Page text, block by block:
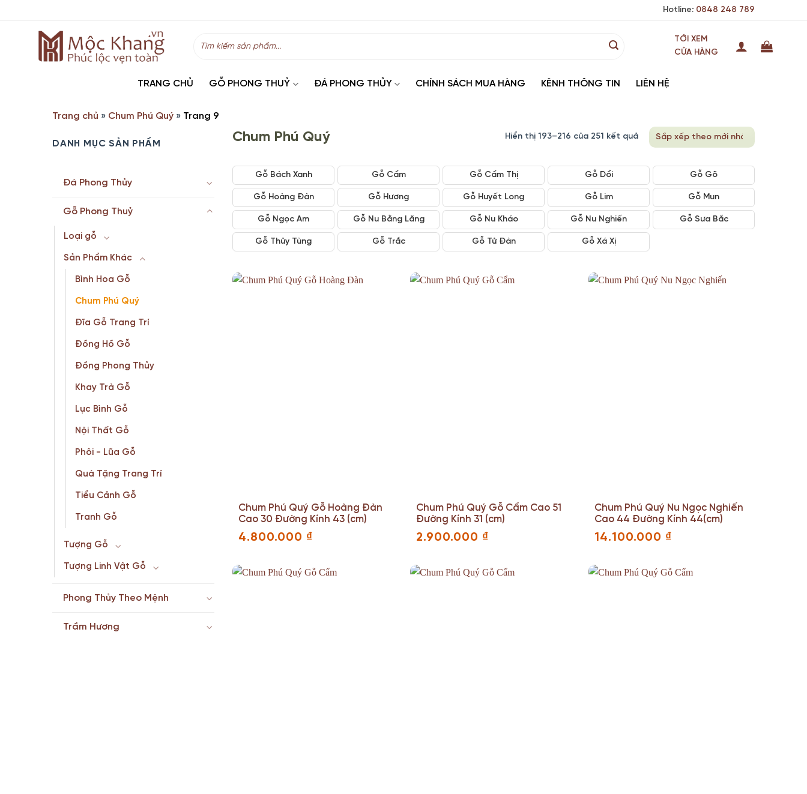
Hotline: 0848 248 789
kiếm:
TỚI XEM
CỬA HÀNG
TRANG CHỦ GỖ PHONG THUỶ ĐÁ PHONG THỦY CHÍNH SÁCH MUA HÀNG KÊNH THÔNG TIN LIÊN HỆ
Trang chủ » Chum Phú Quý » Trang 9
DANH MỤC SẢN PHẨM
Đá Phong Thủy
Gỗ Phong Thuỷ
Loại gỗ
Sản Phẩm Khác
Bình Hoa Gỗ
Chum Phú Quý
Đĩa Gỗ Trang Trí
Đồng Hồ Gỗ
Đồng Phong Thủy
Khay Trà Gỗ
Lục Bình Gỗ
Nội Thất Gỗ
Phôi - Lũa Gỗ
Quà Tặng Trang Trí
Tiểu Cảnh Gỗ
Tranh Gỗ
Tượng Gỗ
Tượng Linh Vật Gỗ
Phong Thủy Theo Mệnh
Trầm Hương
Chum Phú Quý Hiển thị 193–216 của 251 kết quả
Gỗ Bách Xanh Gỗ Cẩm Gỗ Cẩm Thị Gỗ Dổi Gỗ Gõ
Gỗ Hoàng Đàn Gỗ Hương Gỗ Huyết Long Gỗ Lim Gỗ Mun
Gỗ Ngọc Am Gỗ Nu Bằng Lăng Gỗ Nu Kháo Gỗ Nu Nghiến Gỗ Sưa Bắc
Gỗ Thủy Tùng Gỗ Trắc Gỗ Tử Đàn Gỗ Xá Xị
Chum Phú Quý Gỗ Hoàng Đàn
Cao 30 Đường Kính 43 (cm)
4.800.000 ₫
Chum Phú Quý Gỗ Cẩm Cao 51
Đường Kính 31 (cm)
2.900.000 ₫
Chum Phú Quý Nu Ngọc Nghiến
Cao 44 Đường Kính 44(cm)
14.100.000 ₫